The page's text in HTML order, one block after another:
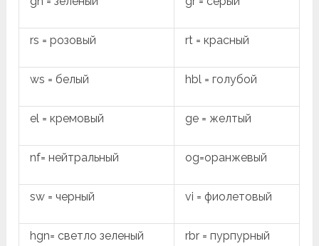
rs = розовый rt = красный
ws = белый hbl = голубой
el = кремовый ge = желтый
nf= нейтральный og=оранжевый
sw = черный vi = фиолетовый
hgn= светло зеленый rbr = пурпурный